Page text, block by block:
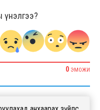
үнэлгээ?
0 ЭМОЖИ